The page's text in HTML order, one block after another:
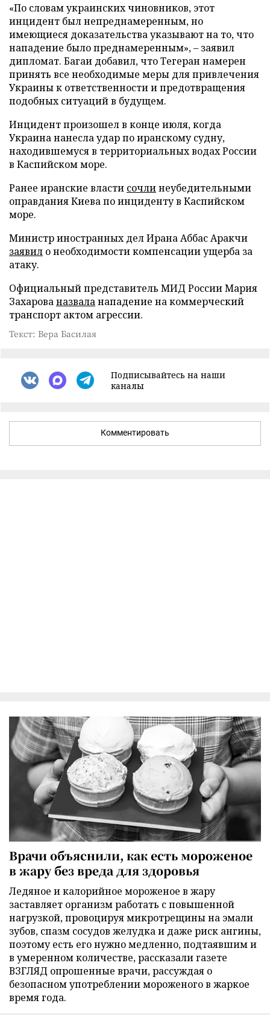
«По словам украинских чиновников, этот
инцидент был непреднамеренным, но
имеющиеся доказательства указывают на то, что
нападение было преднамеренным», – заявил
дипломат. Багаи добавил, что Тегеран намерен
принять все необходимые меры для привлечения
Украины к ответственности и предотвращения
подобных ситуаций в будущем.
Инцидент произошел в конце июля, когда
Украина нанесла удар по иранскому судну,
находившемуся в территориальных водах России
в Каспийском море.
Ранее иранские власти сочлинеубедительными
оправдания Киева по инциденту в Каспийском
море.
Министр иностранных дел Ирана Аббас Аракчи
заявил о необходимости компенсации ущерба за
атаку.
Официальный представитель МИД России Мария
Захарованазваланападение на коммерческий
транспорт актом агрессии.
Текст: Вера Басилая
Подписывайтесь на наши
каналы
Комментировать
Врачи объяснили, как есть мороженое
в жару без вреда для здоровья
Ледяное и калорийное мороженое в жару
заставляет организм работать с повышенной
нагрузкой, провоцируя микротрещины на эмали
зубов, спазм сосудов желудка и даже риск ангины,
поэтому есть его нужно медленно, подтаявшим и
в умеренном количестве, рассказали газете
ВЗГЛЯД опрошенные врачи, рассуждая о
безопасном употреблении мороженого в жаркое
время года.